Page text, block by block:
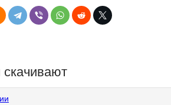
скачивают